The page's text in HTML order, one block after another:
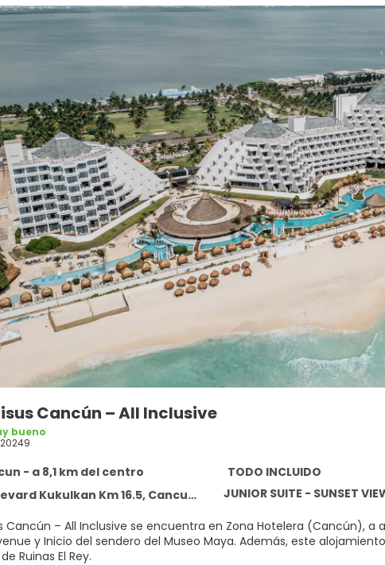
Cancún – All Inclusive
bueno
20249
- a 8,1 km del centro
TODO INCLUIDO
Kukulkan Km 16.5, Cancun 77500
JUNIOR SUITE - SUNSET
Cancún – All Inclusive se encuentra en Zona Hotelera (Cancún),
sendero del Museo Maya. Además, este alojamiento con todo incluido se encuentra a 3,4 km de Plaza la Isla y
Ruinas El Rey.